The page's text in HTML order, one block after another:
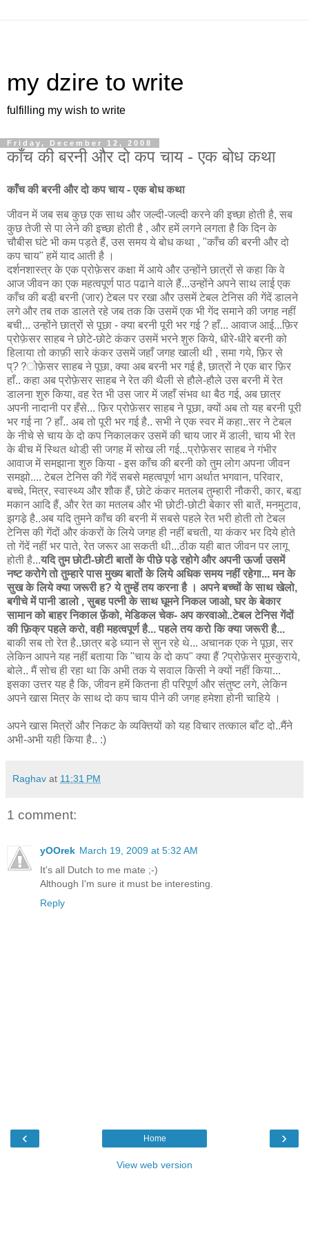
my dzire to write
fulfilling my wish to write
Friday, December 12, 2008
काँच की बरनी और दो कप चाय - एक बोध कथा
काँच की बरनी और दो कप चाय - एक बोध कथा
जीवन में जब सब कुछ एक साथ और जल्दी-जल्दी करने की इच्छा होती है, सब
कुछ तेजी से पा लेने की इच्छा होती है , और हमें लगने लगता है कि दिन के
चौबीस घंटे भी कम पड़ते हैं, उस समय ये बोध कथा , "काँच की बरनी और दो
कप चाय" हमें याद आती है ।
दर्शनशास्त्र के एक प्रोफ़ेसर कक्षा में आये और उन्होंने छात्रों से कहा कि वे
आज जीवन का एक महत्वपूर्ण पाठ पढाने वाले हैं...उन्होंने अपने साथ लाई एक
काँच की बडी़ बरनी (जार) टेबल पर रखा और उसमें टेबल टेनिस की गेंदें डालने
लगे और तब तक डालते रहे जब तक कि उसमें एक भी गेंद समाने की जगह नहीं
बची... उन्होंने छात्रों से पूछा - क्या बरनी पूरी भर गई ? हाँ... आवाज आई...फ़िर
प्रोफ़ेसर साहब ने छोटे-छोटे कंकर उसमें भरने शुरु किये, धीरे-धीरे बरनी को
हिलाया तो काफ़ी सारे कंकर उसमें जहाँ जगह खाली थी , समा गये, फ़िर से
प्??ोफ़ेसर साहब ने पूछा, क्या अब बरनी भर गई है, छात्रों ने एक बार फ़िर
हाँ.. कहा अब प्रोफ़ेसर साहब ने रेत की थैली से हौले-हौले उस बरनी में रेत
डालना शुरु किया, वह रेत भी उस जार में जहाँ संभव था बैठ गई, अब छात्र
अपनी नादानी पर हँसे... फ़िर प्रोफ़ेसर साहब ने पूछा, क्यों अब तो यह बरनी पूरी
भर गई ना ? हाँ.. अब तो पूरी भर गई है.. सभी ने एक स्वर में कहा..सर ने टेबल
के नीचे से चाय के दो कप निकालकर उसमें की चाय जार में डाली, चाय भी रेत
के बीच में स्थित थोडी़ सी जगह में सोख ली गई...प्रोफ़ेसर साहब ने गंभीर
आवाज में समझाना शुरु किया - इस काँच की बरनी को तुम लोग अपना जीवन
समझो.... टेबल टेनिस की गेंदें सबसे महत्वपूर्ण भाग अर्थात भगवान, परिवार,
बच्चे, मित्र, स्वास्थ्य और शौक हैं, छोटे कंकर मतलब तुम्हारी नौकरी, कार, बडा़
मकान आदि हैं, और रेत का मतलब और भी छोटी-छोटी बेकार सी बातें, मनमुटाव,
झगडे़ है..अब यदि तुमने काँच की बरनी में सबसे पहले रेत भरी होती तो टेबल
टेनिस की गेंदों और कंकरों के लिये जगह ही नहीं बचती, या कंकर भर दिये होते
तो गेंदें नहीं भर पाते, रेत जरूर आ सकती थी...ठीक यही बात जीवन पर लागू
होती है...यदि तुम छोटी-छोटी बातों के पीछे पडे़ रहोगे और अपनी ऊर्जा उसमें
नष्ट करोगे तो तुम्हारे पास मुख्य बातों के लिये अधिक समय नहीं रहेगा... मन के
सुख के लिये क्या जरूरी ह? ये तुम्हें तय करना है । अपने बच्चों के साथ खेलो,
बगीचे में पानी डालो , सुबह पत्नी के साथ घूमने निकल जाओ, घर के बेकार
सामान को बाहर निकाल फ़ेंको, मेडिकल चेक- अप करवाओ..टेबल टेनिस गेंदों
की फ़िक्र पहले करो, वही महत्वपूर्ण है... पहले तय करो कि क्या जरूरी है...
बाकी सब तो रेत है..छात्र बडे़ ध्यान से सुन रहे थे... अचानक एक ने पूछा, सर
लेकिन आपने यह नहीं बताया कि "चाय के दो कप" क्या हैं ?प्रोफ़ेसर मुस्कुराये,
बोले.. मैं सोच ही रहा था कि अभी तक ये सवाल किसी ने क्यों नहीं किया...
इसका उत्तर यह है कि, जीवन हमें कितना ही परिपूर्ण और संतुष्ट लगे, लेकिन
अपने खास मित्र के साथ दो कप चाय पीने की जगह हमेशा होनी चाहिये ।
अपने खास मित्रों और निकट के व्यक्तियों को यह विचार तत्काल बाँट दो..मैंने
अभी-अभी यही किया है.. :)
Raghav at 11:31 PM
1 comment:
yOOrek March 19, 2009 at 5:32 AM
It's all Dutch to me mate ;-)
Although I'm sure it must be interesting.
Reply
‹ ›
Home
View web version